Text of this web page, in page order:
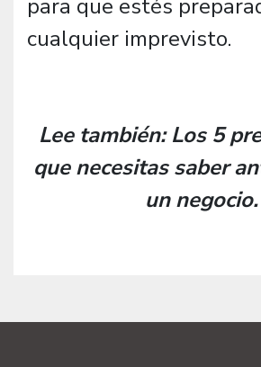
para que estés
cualquier imprevisto.
Lee también: Los 5
que necesitas saber
un negocio.